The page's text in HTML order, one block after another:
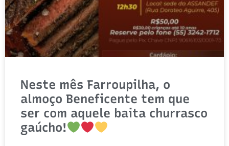
Neste mês Farroupilha, o
almoço Beneficente tem que
ser com aquele baita churrasco
gaúcho!